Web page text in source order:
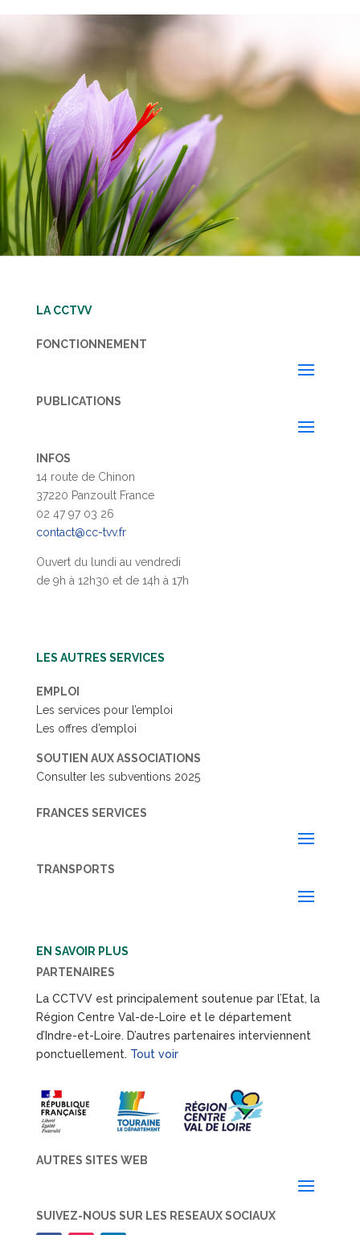
LA CCTVV
FONCTIONNEMENT
PUBLICATIONS
INFOS
14 route de Chinon
37220 Panzoult France
02 47 97 03 26
contact@cc-tvv.fr
Ouvert du lundi au vendredi
de 9h à 12h30 et de 14h à 17h
LES AUTRES SERVICES
EMPLOI
Les services pour l’emploi
Les offres d’emploi
SOUTIEN AUX ASSOCIATIONS
Consulter les subventions 2025
FRANCES SERVICES
TRANSPORTS
EN SAVOIR PLUS
PARTENAIRES
La CCTVV est principalement soutenue par l’Etat, la
Région Centre Val-de-Loire et le département
d’Indre-et-Loire. D’autres partenaires interviennent
ponctuellement. Tout voir
AUTRES SITES WEB
SUIVEZ-NOUS SUR LES RESEAUX SOCIAUX